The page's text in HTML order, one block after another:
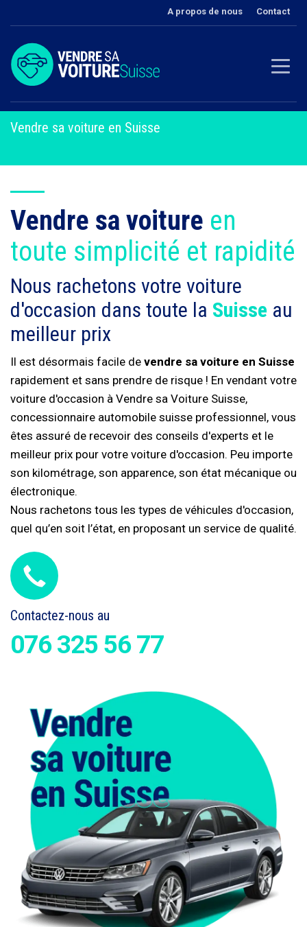
A propos de nous Contact
Vendre sa voiture en Suisse
Vendre sa voiture en
toute simplicité et rapidité
Nous rachetons votre voiture
d'occasion dans toute la Suisse au
meilleur prix
Il est désormais facile de vendre sa voiture en Suisse
rapidement et sans prendre de risque ! En vendant votre
voiture d'occasion à Vendre sa Voiture Suisse,
concessionnaire automobile suisse professionnel, vous
êtes assuré de recevoir des conseils d'experts et le
meilleur prix pour votre voiture d'occasion. Peu importe
son kilométrage, son apparence, son état mécanique ou
électronique.
Nous rachetons tous les types de véhicules d'occasion,
quel qu’en soit l’état, en proposant un service de qualité.
Contactez-nous au
076 325 56 77